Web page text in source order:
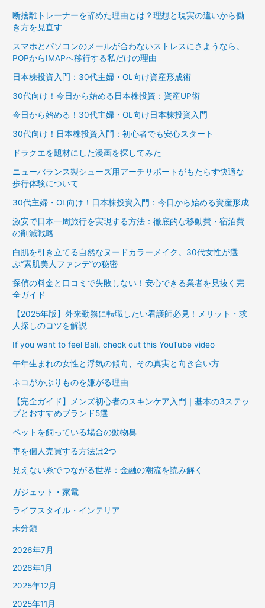
断捨離トレーナーを辞めた理由とは？理想と現実の違いから働
き方を見直す
スマホとパソコンのメールが合わないストレスにさようなら。
POPからIMAPへ移行する私だけの理由
日本株投資入門：30代主婦・OL向け資産形成術
30代向け！今日から始める日本株投資：資産UP術
今日から始める！30代主婦・OL向け日本株投資入門
30代向け！日本株投資入門：初心者でも安心スタート
ドラクエを題材にした漫画を探してみた
ニューバランス製シューズ用アーチサポートがもたらす快適な
歩行体験について
30代主婦・OL向け！日本株投資入門：今日から始める資産形成
激安で日本一周旅行を実現する方法：徹底的な移動費・宿泊費
の削減戦略
白肌を引き立てる自然なヌードカラーメイク。30代女性が選
ぶ“素肌美人ファンデ”の秘密
探偵の料金と口コミで失敗しない！安心できる業者を見抜く完
全ガイド
【2025年版】外来勤務に転職したい看護師必見！メリット・求
人探しのコツを解説
If you want to feel Bali, check out this YouTube video
午年生まれの女性と浮気の傾向、その真実と向き合い方
ネコがかぶりものを嫌がる理由
【完全ガイド】メンズ初心者のスキンケア入門｜基本の3ステッ
プとおすすめブランド5選
ペットを飼っている場合の動物臭
車を個人売買する方法は2つ
見えない糸でつながる世界：金融の潮流を読み解く
ガジェット・家電
ライフスタイル・インテリア
未分類
2026年7月
2026年1月
2025年12月
2025年11月